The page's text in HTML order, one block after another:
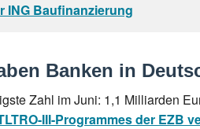
ING Baufinanzierung
Banken in
Zahl im Juni: 1,1 Milliarden
III-Programmes der EZB